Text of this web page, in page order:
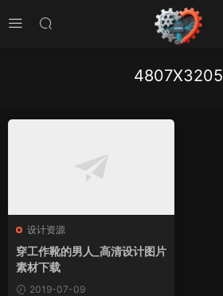
4807X3205
设计资源
穿工作靴的男人_高清设计图片
素材下载
2019-07-09